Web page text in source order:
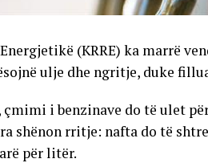
(KRRE) ka marrë
ulje dhe ngritje, duke
i benzinave do të ulet
shënon rritje: nafta do të
për litër.